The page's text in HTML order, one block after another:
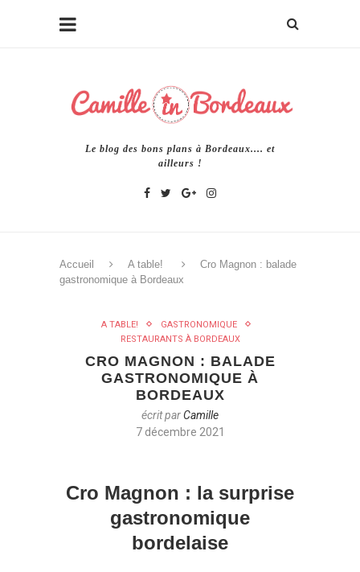
Le blog des bons plans à Bordeaux.... et
ailleurs !
Accueil A table!
Cro Magnon : balade
gastronomique à Bordeaux
A TABLE!
GASTRONOMIQUE
RESTAURANTS À BORDEAUX
CRO MAGNON : BALADE
GASTRONOMIQUE À
BORDEAUX
écrit parCamille
7 décembre 2021
Cro Magnon : la surprise
gastronomique
bordelaise